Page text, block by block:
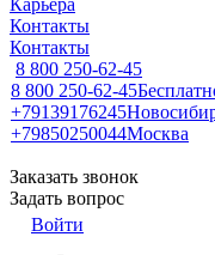
Карьера
Контакты
Контакты
8 800 250-62-45
8 800 250-62-45
+79139176245
+79850250044Москва
Заказать звонок
Задать вопрос
Войти